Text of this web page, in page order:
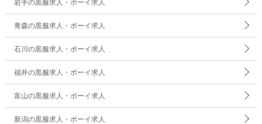
岩手の黒服求人・ボーイ求人
青森の黒服求人・ボーイ求人
石川の黒服求人・ボーイ求人
福井の黒服求人・ボーイ求人
富山の黒服求人・ボーイ求人
新潟の黒服求人・ボーイ求人